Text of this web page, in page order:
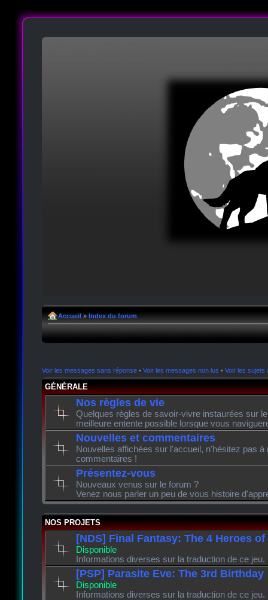
Accueil » Index du forum
Voir les messages sans réponse • Voir les messages non lus • Voir les sujets
GÉNÉRALE
Nos règles de vie
Quelques règles de savoir-vivre instaurées sur
meilleure entente possible lorsque vous
Nouvelles et commentaires
Nouvelles affichées sur l'accueil, n'hésitez pas à
commentaires !
Présentez-vous
Nouveaux venus sur le forum ?
Venez nous parler un peu de vous histoire
NOS PROJETS
[NDS] Final Fantasy: The 4 Heroes
Disponible
Informations diverses sur la traduction de ce jeu.
[PSP] Parasite Eve: The 3rd Birthday
Disponible
Informations diverses sur la traduction de ce jeu.